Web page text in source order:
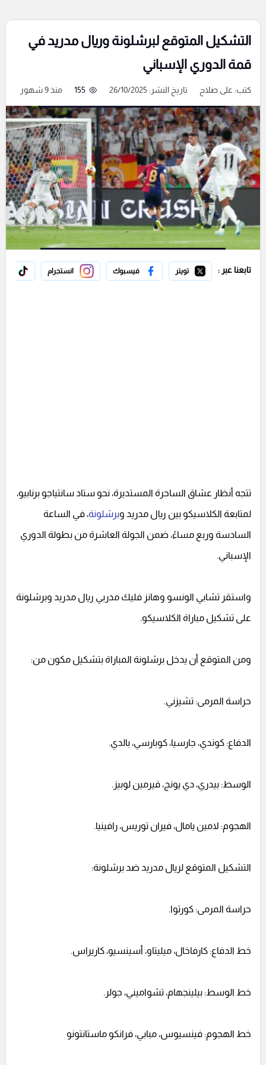
التشكيل المتوقع لبرشلونة وريال مدريد في
قمة الدوري الإسباني
كتب: على صلاح تاريخ النشر: 26/10/2025 155 منذ 9 شهور
تابعنا عبر : تويتر فيسبوك انستجرام
تتجه أنظار عشاق الساحرة المستديرة، نحو ستاد سانتياجو برنابيو،
لمتابعة الكلاسيكو بين ريال مدريد وبرشلونة، في الساعة
السادسة وربع مساءً، ضمن الجولة العاشرة من بطولة الدوري
الإسباني.
واستقر تشابي الونسو وهانز فليك مدربي ريال مدريد وبرشلونة
على تشكيل مباراة الكلاسيكو.
ومن المتوقع أن يدخل برشلونة المباراة بتشكيل مكون من:
حراسة المرمى: تشيزني.
الدفاع: كوندي، جارسيا، كوبارسي، بالدي.
الوسط: بيدري، دي يونج، فيرمين لوبيز.
الهجوم: لامين يامال، فيران توريس، رافينيا.
التشكيل المتوقع لريال مدريد ضد برشلونة:
حراسة المرمى: كورتوا.
خط الدفاع: كارفاخال، ميليتاو، أسينسيو، كاريراس.
خط الوسط: بيلينجهام، تشواميني، جولر.
خط الهجوم: فينسيوس، مبابي، فرانكو ماستانتونو